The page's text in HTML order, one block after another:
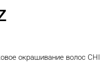
окрашивание волос CHI